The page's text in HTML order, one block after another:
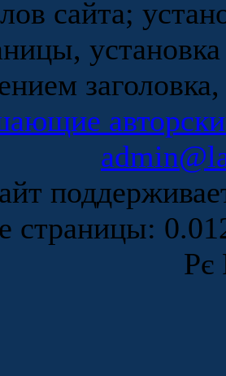
сайта;
страницы:
Рє